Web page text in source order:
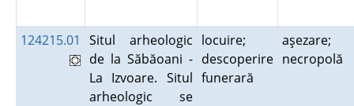
124215.01
Situl arheologic
de la Săbăoani -
La Izvoare. Situl
arheologic se
locuire;
descoperire
funerară
aşezare;
necropolă